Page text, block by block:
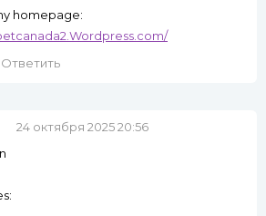
homepage:
Ответить
24 октября 2025 20:56